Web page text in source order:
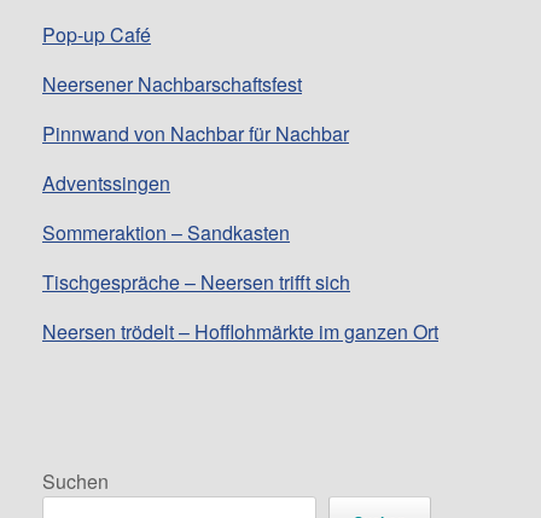
Pop-up Café
Neersener Nachbarschaftsfest
Pinnwand von Nachbar für Nachbar
Adventssingen
Sommeraktion – Sandkasten
Tischgespräche – Neersen trifft sich
Neersen trödelt – Hofflohmärkte im ganzen Ort
Suchen